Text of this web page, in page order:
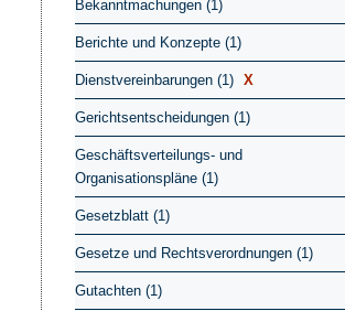
Bekanntmachungen (1)
Berichte und Konzepte (1)
Dienstvereinbarungen (1) X
Gerichtsentscheidungen (1)
Geschäftsverteilungs- und
Organisationspläne (1)
Gesetzblatt (1)
Gesetze und Rechtsverordnungen (1)
Gutachten (1)